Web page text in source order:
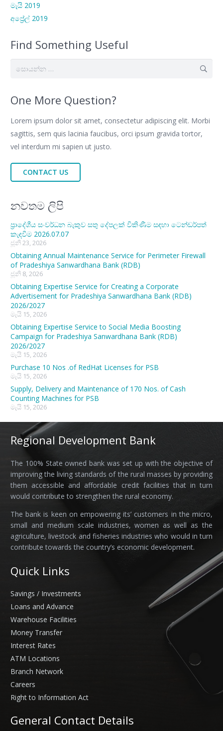
මැයි 2019
අප්‍රේල් 2019
Find Something Useful
සොයන්න:
One More Question?
Lorem ipsum dolor sit amet, consectetur adipiscing elit. Morbi
sagittis, sem quis lacinia faucibus, orci ipsum gravida tortor,
vel interdum mi sapien ut justo.
CONTACT US
නවතම ලිපි
ප්‍රාදේශීය සංවර්ධන බැකුව සතු දේපලක් විකිණීම සඳහා ටෙන්ඩර්පත්
කැඳවීම 2026.07.07
ජූනි 23, 2026
Obtaining Annual Maintenance Service for Perimeter Firewall
of Pradeshiya Sanwardhana Bank (RDB)
ජූනි 8, 2026
Obtaining Expertise Service for Creating a Corporate
Advertisement for Pradeshiya Sanwardhana Bank (RDB)
2026/2027
මැයි 15, 2026
Obtaining Expertise Service to Social Media Boosting
Campaign for Pradeshiya Sanwardhana Bank (RDB)
2026/2027
මැයි 15, 2026
Purchase 10 Nos .of RedHat Licenses for PSB
මැයි 15, 2026
Supply, Delivery and Maintenance of 170 Nos. of Cash
Counting Machines for PSB
මැයි 15, 2026
Regional Development Bank
The 100% State owned bank was set up with the objective of
improving the living standards of the rural masses by providing
them accessible and affordable credit facilities that in turn
would contribute to strengthen the rural economy.
The bank is keen on empowering its’ customers in the micro,
small and medium scale industries, women as well as the
agriculture, livestock and fisheries industries who would in turn
contribute towards the country’s economic development.
Quick Links
Savings / Investments
Loans and Advance
Warehouse Facilities
Money Transfer
Interest Rates
ATM Locations
Branch Network
Careers
Right to Information Act
General Contact Details